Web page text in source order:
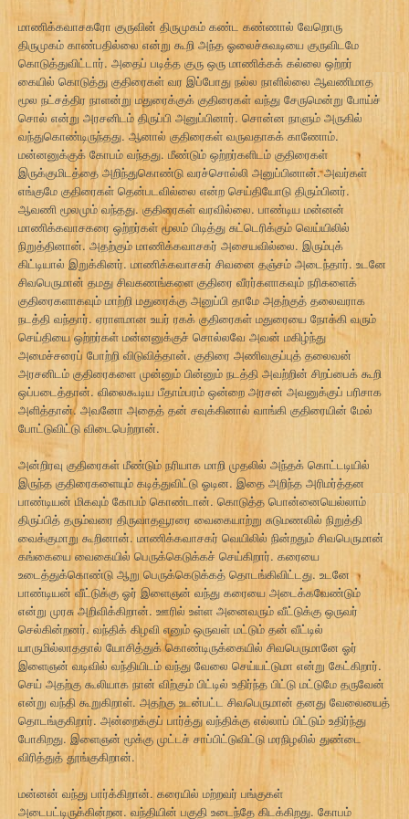
மாணிக்கவாசகரோ குருவின் திருமுகம் கண்ட கண்ணால் வேறொரு
திருமுகம் காண்பதில்லை என்று கூறி அந்த ஓலைச்சுவடியை குருவிடமே
கொடுத்துவிட்டார். அதைப் படித்த குரு ஒரு மாணிக்கக் கல்லை ஒற்றர்
கையில் கொடுத்து குதிரைகள் வர இப்போது நல்ல நாளில்லை ஆவணிமாத
மூல நட்சத்திர நாளன்று மதுரைக்குக் குதிரைகள் வந்து சேருமென்று போய்ச்
சொல் என்று அரசனிடம் திருப்பி அனுப்பினார். சொன்ன நாளும் அருகில்
வந்துகொண்டிருந்தது. ஆனால் குதிரைகள் வருவதாகக் காணோம்.
மன்னனுக்குக் கோபம் வந்தது. மீண்டும் ஒற்றர்களிடம் குதிரைகள்
இருக்குமிடத்தை அறிந்துகொண்டு வரச்சொல்லி அனுப்பினான். அவர்கள்
எங்குமே குதிரைகள் தென்படவில்லை என்ற செய்தியோடு திரும்பினர்.
ஆவணி மூலமும் வந்தது. குதிரைகள் வரவில்லை. பாண்டிய மன்னன்
மாணிக்கவாசகரை ஒற்றர்கள் மூலம் பிடித்து சுட்டெரிக்கும் வெய்யிலில்
நிறுத்தினான். அதற்கும் மாணிக்கவாசகர் அசையவில்லை. இரும்புக்
கிட்டியால் இறுக்கினர். மாணிக்கவாசகர் சிவனை தஞ்சம் அடைந்தார். உடனே
சிவபெருமான் தமது சிவகணங்களை குதிரை வீரர்களாகவும் நரிகளைக்
குதிரைகளாகவும் மாற்றி மதுரைக்கு அனுப்பி தாமே அதற்குத் தலைவராக
நடத்தி வந்தார். ஏராளமான உயர் ரகக் குதிரைகள் மதுரையை நோக்கி வரும்
செய்தியை ஒற்றர்கள் மன்னனுக்குச் சொல்லவே அவன் மகிழ்ந்து
அமைச்சரைப் போற்றி விடுவித்தான். குதிரை அணிவகுப்புத் தலைவன்
அரசனிடம் குதிரைகளை முன்னும் பின்னும் நடத்தி அவற்றின் சிறப்பைக் கூறி
ஒப்படைத்தான். விலைகூடிய பீதாம்பரம் ஒன்றை அரசன் அவனுக்குப் பரிசாக
அளித்தான். அவனோ அதைத் தன் சவுக்கினால் வாங்கி குதிரையின் மேல்
போட்டுவிட்டு விடைபெற்றான்.
அன்றிரவு குதிரைகள் மீண்டும் நரியாக மாறி முதலில் அந்தக் கொட்டடியில்
இருந்த குதிரைகளையும் கடித்துவிட்டு ஓடின. இதை அறிந்த அரிமர்த்தன
பாண்டியன் மிகவும் கோபம் கொண்டான். கொடுத்த பொன்னையெல்லாம்
திருப்பித் தரும்வரை திருவாதவூரரை வைகையாற்று சுடுமணலில் நிறுத்தி
வைக்குமாறு கூறினான். மாணிக்கவாசகர் வெயிலில் நின்றதும் சிவபெருமான்
கங்கையை வைகையில் பெருக்கெடுக்கச் செய்கிறார். கரையை
உடைத்துக்கொண்டு ஆறு பெருக்கெடுக்கத் தொடங்கிவிட்டது. உடனே
பாண்டியன் வீட்டுக்கு ஓர் இளைஞன் வந்து கரையை அடைக்கவேண்டும்
என்று முரசு அறிவிக்கிறான். ஊரில் உள்ள அனைவரும் வீட்டுக்கு ஒருவர்
செல்கின்றனர். வந்திக் கிழவி எனும் ஒருவள் மட்டும் தன் வீட்டில்
யாருமில்லாததால் யோசித்துக் கொண்டிருக்கையில் சிவபெருமானே ஓர்
இளைஞன் வடிவில் வந்தியிடம் வந்து வேலை செய்யட்டுமா என்று கேட்கிறார்.
செய் அதற்கு கூலியாக நான் விற்கும் பிட்டில் உதிர்ந்த பிட்டு மட்டுமே தருவேன்
என்று வந்தி கூறுகிறாள். அதற்கு உடன்பட்ட சிவபெருமான் தனது வேலையைத்
தொடங்குகிறார். அன்றைக்குப் பார்த்து வந்திக்கு எல்லாப் பிட்டும் உதிர்ந்து
போகிறது. இளைஞன் மூக்கு முட்டச் சாப்பிட்டுவிட்டு மரநிழலில் துண்டை
விரித்துத் தூங்குகிறான்.
மன்னன் வந்து பார்க்கிறான். கரையில் மற்றவர் பங்குகள்
அடைபட்டிருக்கின்றன. வந்தியின் பகுதி உடைந்தே கிடக்கிறது. கோபம்